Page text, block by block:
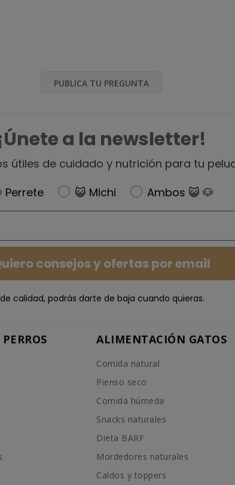
PUBLICA TU PREGUNTA
a la newsletter!
útiles de cuidado y nutrición para tu
🐶 Perrete 😺 Michi
Ambos 😺 🐶
consejos y ofertas por email
calidad, podrás darte de baja cuando quieras.
ALIMENTACIÓN GATOS
Comida natural
Pienso seco
Comida húmeda
Snacks naturales
Dieta BARF
Mordedores naturales
Caldos y toppers